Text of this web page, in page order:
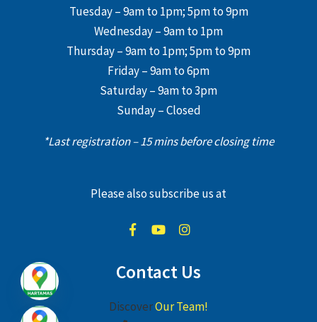
Tuesday – 9am to 1pm; 5pm to 9pm
Wednesday – 9am to 1pm
Thursday – 9am to 1pm; 5pm to 9pm
Friday – 9am to 6pm
Saturday – 9am to 3pm
Sunday – Closed
*Last registration – 15 mins before closing time
Please also subscribe us at
Contact Us
DiscoverOur Team!